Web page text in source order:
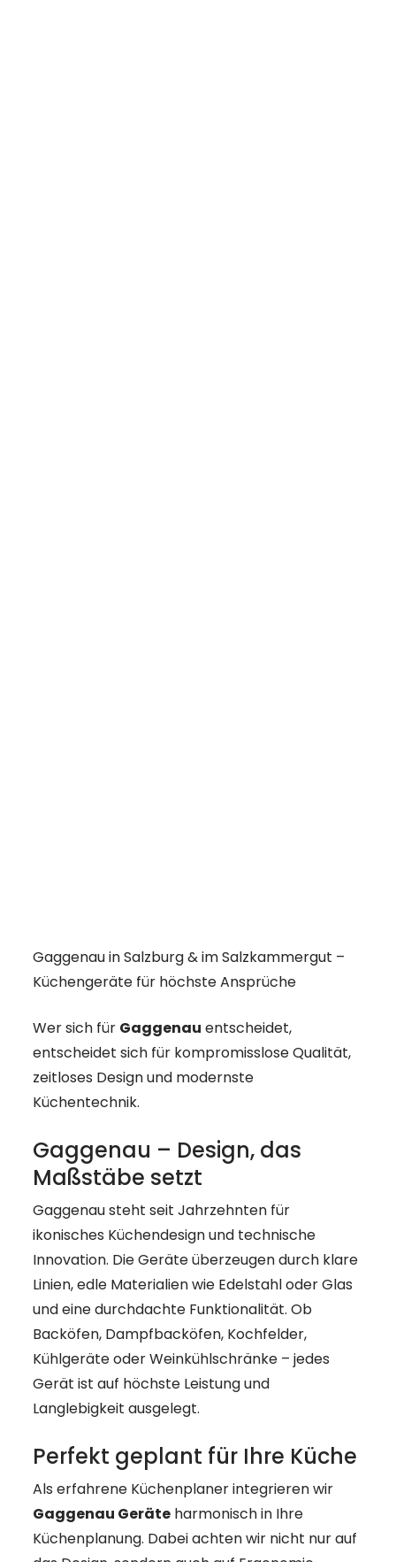
Gaggenau in Salzburg & im Salzkammergut –
Küchengeräte für höchste Ansprüche
Wer sich für Gaggenau entscheidet,
entscheidet sich für kompromisslose Qualität,
zeitloses Design und modernste
Küchentechnik.
Gaggenau – Design, das
Maßstäbe setzt
Gaggenau steht seit Jahrzehnten für
ikonisches Küchendesign und technische
Innovation. Die Geräte überzeugen durch klare
Linien, edle Materialien wie Edelstahl oder Glas
und eine durchdachte Funktionalität. Ob
Backöfen, Dampfbacköfen, Kochfelder,
Kühlgeräte oder Weinkühlschränke – jedes
Gerät ist auf höchste Leistung und
Langlebigkeit ausgelegt.
Perfekt geplant für Ihre Küche
Als erfahrene Küchenplaner integrieren wir
Gaggenau Geräteharmonisch in Ihre
Küchenplanung. Dabei achten wir nicht nur auf